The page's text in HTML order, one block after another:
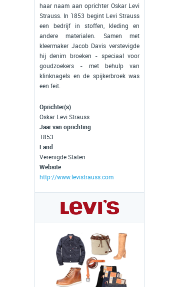
haar naam aan oprichter Oskar Levi
Strauss. In 1853 begint Levi Strauss
een bedrijf in stoffen, kleding en
andere materialen. Samen met
kleermaker Jacob Davis verstevigde
hij denim broeken - speciaal voor
goudzoekers - met behulp van
klinknagels en de spijkerbroek was
een feit.
Oprichter(s)
Oskar Levi Strauss
Jaar van oprichting
1853
Land
Verenigde Staten
Website
http://www.levistrauss.com